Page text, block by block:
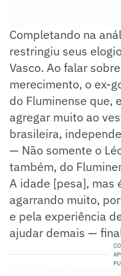
Completando na
restringiu seus
Vasco. Ao falar
merecimento, o ex-
do Fluminense que,
agregar muito ao
brasileira,
— Não somente o
também, do
A idade [pesa], mas
agarrando muito,
e pela experiência
ajudar demais —